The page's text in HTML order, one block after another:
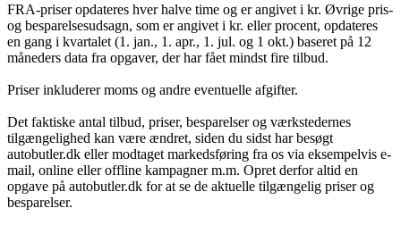
FRA-priser opdateres hver halve time og er angivet i kr. Øvrige pris-
og besparelsesudsagn, som er angivet i kr. eller procent, opdateres
en gang i kvartalet (1. jan., 1. apr., 1. jul. og 1 okt.) baseret på 12
måneders data fra opgaver, der har fået mindst fire tilbud.
Priser inkluderer moms og andre eventuelle afgifter.
Det faktiske antal tilbud, priser, besparelser og værkstedernes
tilgængelighed kan være ændret, siden du sidst har besøgt
autobutler.dk eller modtaget markedsføring fra os via eksempelvis e-
mail, online eller offline kampagner m.m. Opret derfor altid en
opgave på autobutler.dk for at se de aktuelle tilgængelig priser og
besparelser.